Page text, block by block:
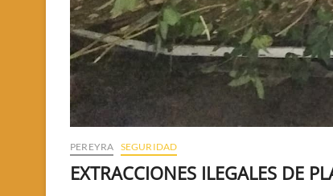
PEREYRA SEGURIDAD
EXTRACCIONES ILEGALES DE